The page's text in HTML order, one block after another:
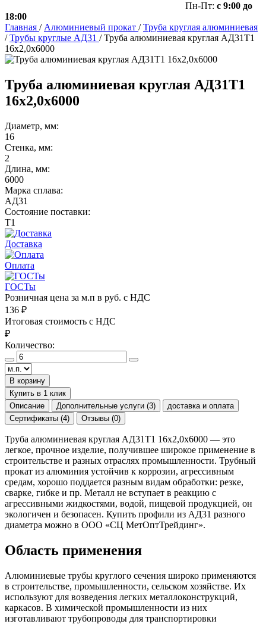
Пн-Пт: с 9:00 до
18:00
Главная / Алюминиевый прокат / Труба круглая алюминиевая
/ Трубы круглые АД31 / Труба алюминиевая круглая АД31Т1
16х2,0х6000
Труба алюминиевая круглая АД31Т1
16х2,0х6000
Диаметр, мм:
16
Стенка, мм:
2
Длина, мм:
6000
Марка сплава:
АД31
Состояние поставки:
Т1
Доставка
Оплата
ГОСТы
Розничная цена за м.п в руб. с НДС
136 ₽
Итоговая стоимость с НДС
₽
Количество:
В корзину
Купить в 1 клик
Описание
Дополнительные услуги (3)
доставка и оплата
Сертификаты (4)
Отзывы (0)
Труба алюминиевая круглая АД31Т1 16х2,0х6000 — это
легкое, прочное изделие, получившее широкое применение в
строительстве и разных отраслях промышленности. Трубный
прокат из алюминия устойчив к коррозии, агрессивным
средам, хорошо поддается разным видам обработки: резке,
сварке, гибке и пр. Металл не вступает в реакцию с
агрессивными жидкостями, водой, пищевой продукцией, он
экологичен и безопасен. Купить профили из АД31 разного
диаметра можно в ООО «СЦ МетОптТрейдинг».
Область применения
Алюминиевые трубы круглого сечения широко применяются
в строительстве, промышленности, сельском хозяйстве. Их
используют для возведения легких металлоконструкций,
каркасов. В химической промышленности из них
изготавливают трубопроводы для транспортировки